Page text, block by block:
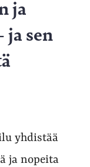
ja
ja sen
yhdistää
ja nopeita